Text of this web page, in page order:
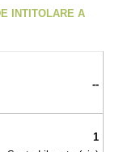
INTITOLARE A
--
1